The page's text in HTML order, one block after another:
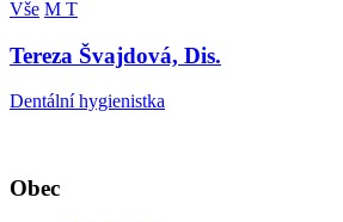
Vše M T
Tereza Švajdová, Dis.
Dentální hygienistka
Obec